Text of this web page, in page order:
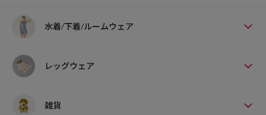
水着/下着/ルームウェア
レッグウェア
雑貨